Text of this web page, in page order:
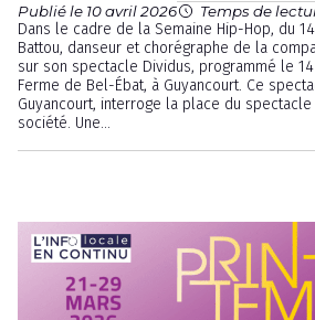
Publié le 10 avril 2026 Temps de
Dans le cadre de la Semaine Hip-Hop, du
Battou, danseur et chorégraphe de la
sur son spectacle Dividus, programmé le
Ferme de Bel-Ébat, à Guyancourt. Ce
Guyancourt, interroge la place du
société. Une...